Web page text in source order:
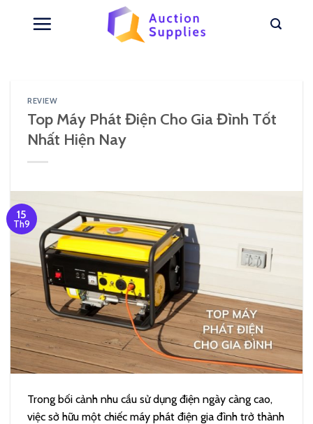
REVIEW
Top Máy Phát Điện Cho Gia Đình Tốt
Nhất Hiện Nay
15
Th9
Trong bối cảnh nhu cầu sử dụng điện ngày càng cao,
việc sở hữu một chiếc máy phát điện gia đình trở thành